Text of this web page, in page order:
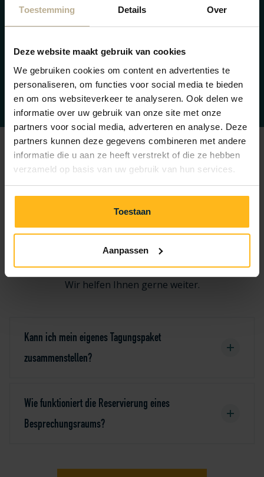
Toestemming Details Over
Deze website maakt gebruik van cookies
We gebruiken cookies om content en advertenties te
personaliseren, om functies voor social media te bieden
en om ons websiteverkeer te analyseren. Ook delen we
informatie over uw gebruik van onze site met onze
partners voor social media, adverteren en analyse. Deze
partners kunnen deze gegevens combineren met andere
informatie die u aan ze heeft verstrekt of die ze hebben
verzameld op basis van uw gebruik van hun services.
Toestaan
Aanpassen
im Wellnessbereich.
Mehrtägige Veranstaltungen? Bleiben Sie im Anschluss
bieten allen Komfort für einen mehrtägigen
geschäftlichen Aufenthalt – eine perfekte Mischung
aus Arbeit, Entspannung und Erlebnissen am Meer.
Häufig gestellte Fragen zu
Geschäftstreffen
Haben Sie eine Frage? Schau dann nach, ob Ihre
Antwort unten zu finden ist. Falls nicht, nimm Kontakt
mit der Rezeption auf.
Wir helfen Ihnen gerne weiter.
Kann ich mein eigenes Tagungspaket
zusammenstellen?
Wie funktioniert die Reservierung eines
Besprechungsraums?